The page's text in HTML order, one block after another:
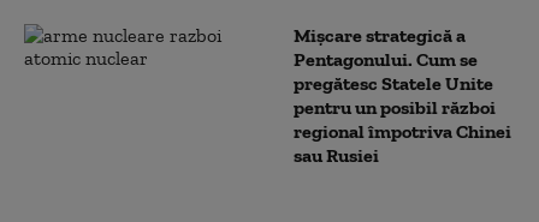
Mișcare strategică a
Pentagonului. Cum se
pregătesc Statele Unite
pentru un posibil război
regional împotriva Chinei
sau Rusiei